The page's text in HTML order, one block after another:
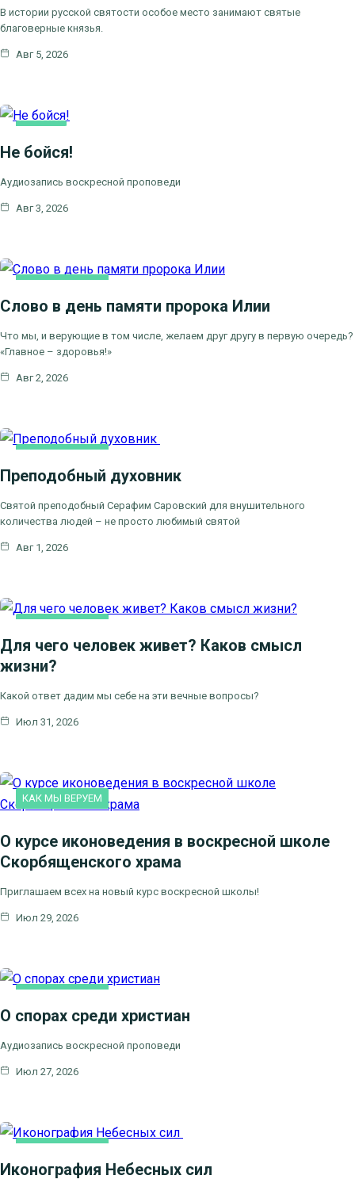
В истории русской святости особое место занимают святые
благоверные князья.
Авг 5, 2026
МЫ
Не бойся!
Аудиозапись воскресной проповеди
Авг 3, 2026
ЦЕРКОВНЫЕ ПРАЗДНИКИ
Слово в день памяти пророка Илии
Что мы, и верующие в том числе, желаем друг другу в первую очередь?
«Главное – здоровья!»
Авг 2, 2026
ЦЕРКОВНЫЕ
Преподобный духовник
Святой преподобный Серафим Саровский для внушительного
количества людей – не просто любимый святой
Авг 1, 2026
Для чего человек живет? Каков смысл
жизни?
Какой ответ дадим мы себе на эти вечные вопросы?
Июл 31, 2026
КАК МЫ ВЕРУЕМ
О курсе иконоведения в воскресной школе
Скорбященского храма
Приглашаем всех на новый курс воскресной школы!
Июл 29, 2026
О спорах среди христиан
Аудиозапись воскресной проповеди
Июл 27, 2026
Иконография Небесных сил